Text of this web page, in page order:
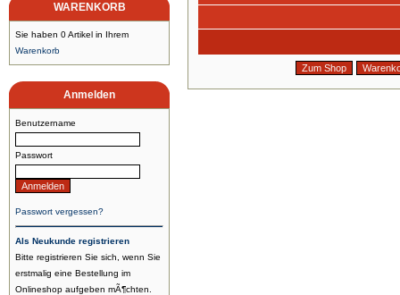
WARENKORB
Sie haben 0 Artikel in Ihrem
Warenkorb
Anmelden
Benutzername
Passwort
Passwort vergessen?
Als Neukunde registrieren
Bitte registrieren Sie sich, wenn Sie
erstmalig eine Bestellung im
Onlineshop aufgeben mÃ¶chten.